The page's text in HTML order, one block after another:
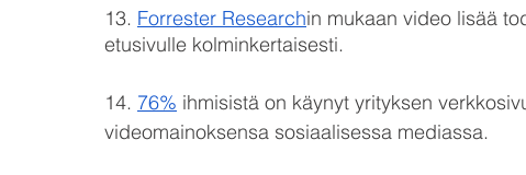
13. Forrester Researchin mukaan video lisää
etusivulle kolminkertaisesti.
14. 76% ihmisistä on käynyt yrityksen
videomainoksensa sosiaalisessa mediassa.